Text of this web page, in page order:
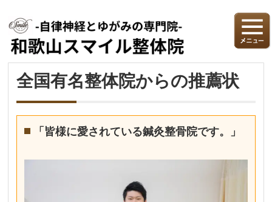
全国有名整体院からの推薦状
「皆様に愛されている鍼灸整骨院です。」